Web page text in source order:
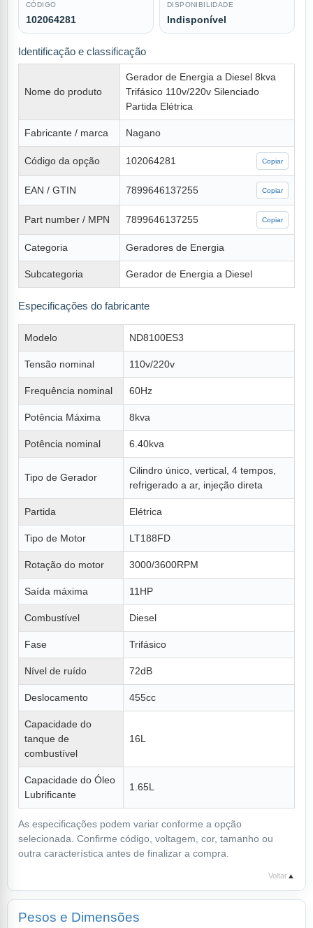
CÓDIGO
102064281
DISPONIBILIDADE
Indisponível
Identificação e classificação
Nome do produto
Gerador de Energia a Diesel 8kva
Trifásico 110v/220v Silenciado
Partida Elétrica
Fabricante / marca Nagano
Código da opção 102064281 Copiar
EAN / GTIN 7899646137255 Copiar
Part number / MPN 7899646137255 Copiar
Categoria Geradores de Energia
Subcategoria Gerador de Energia a Diesel
Especificações do fabricante
Modelo ND8100ES3
Tensão nominal 110v/220v
Frequência nominal 60Hz
Potência Máxima 8kva
Potência nominal 6.40kva
Tipo de Gerador
Cilindro único, vertical, 4 tempos,
refrigerado a ar, injeção direta
Partida Elétrica
Tipo de Motor LT188FD
Rotação do motor 3000/3600RPM
Saída máxima 11HP
Combustível Diesel
Fase Trifásico
Nível de ruído 72dB
Deslocamento 455cc
Capacidade do
tanque de
combustível
16L
Capacidade do Óleo
Lubrificante
1.65L
As especificações podem variar conforme a opção
selecionada. Confirme código, voltagem, cor, tamanho ou
outra característica antes de finalizar a compra.
Voltar ▲
Pesos e Dimensões